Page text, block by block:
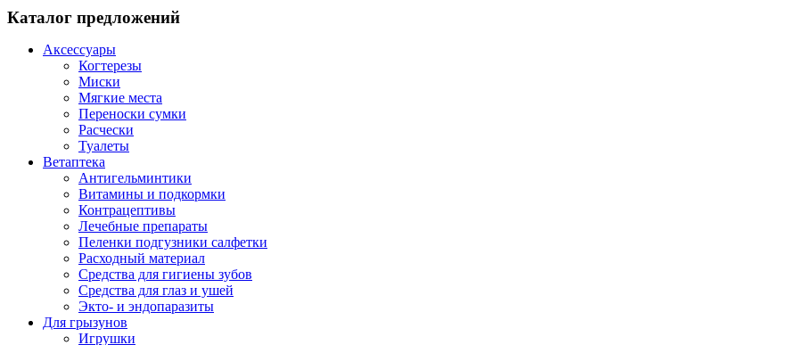
Каталог предложений
Аксессуары
Когтерезы
Миски
Мягкие места
Переноски сумки
Расчески
Туалеты
Ветаптека
Антигельминтики
Витамины и подкормки
Контрацептивы
Лечебные препараты
Пеленки подгузники салфетки
Расходный материал
Средства для гигиены зубов
Средства для глаз и ушей
Экто- и эндопаразиты
Для грызунов
Игрушки